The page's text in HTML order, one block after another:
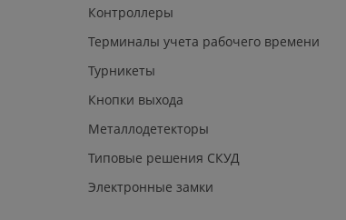
Контроллеры
Терминалы учета рабочего времени
Турникеты
Кнопки выхода
Металлодетекторы
Типовые решения СКУД
Электронные замки